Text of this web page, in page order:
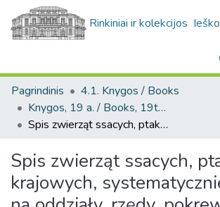
Rinkiniai ir kolekcijos
Pagrindinis
4.1. Knygos / Books
Knygos, 19 a. / Books, 19th century
Spis zwierząt ssacych, ptaków i ryb krajowych, systematycznie ułożony na oddziały, rzędy, pokrewieństwa, rodzaje i gatunki / przez Ad. Platera
Spis zwierząt ssacych,
krajowych,